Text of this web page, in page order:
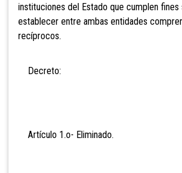
instituciones del Estado que cumplen fines
establecer entre ambas entidades
recíprocos.
Decreto:
Artículo 1.o- Eliminado.